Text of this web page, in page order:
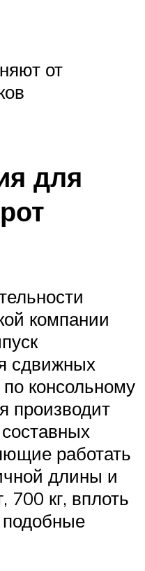
от
для
компании
сдвижных
консольному
производит
работать
длины и
700 кг, вплоть